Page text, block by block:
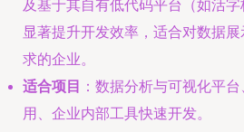
及基于其自有低代码平台（如活
显著提升开发效率，适合对数据
求的企业。
适合项目
：数据分析与可视化平
用、企业内部工具快速开发。